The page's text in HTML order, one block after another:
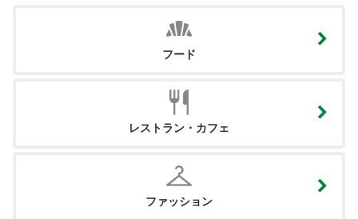
フード
レストラン・カフェ
ファッション